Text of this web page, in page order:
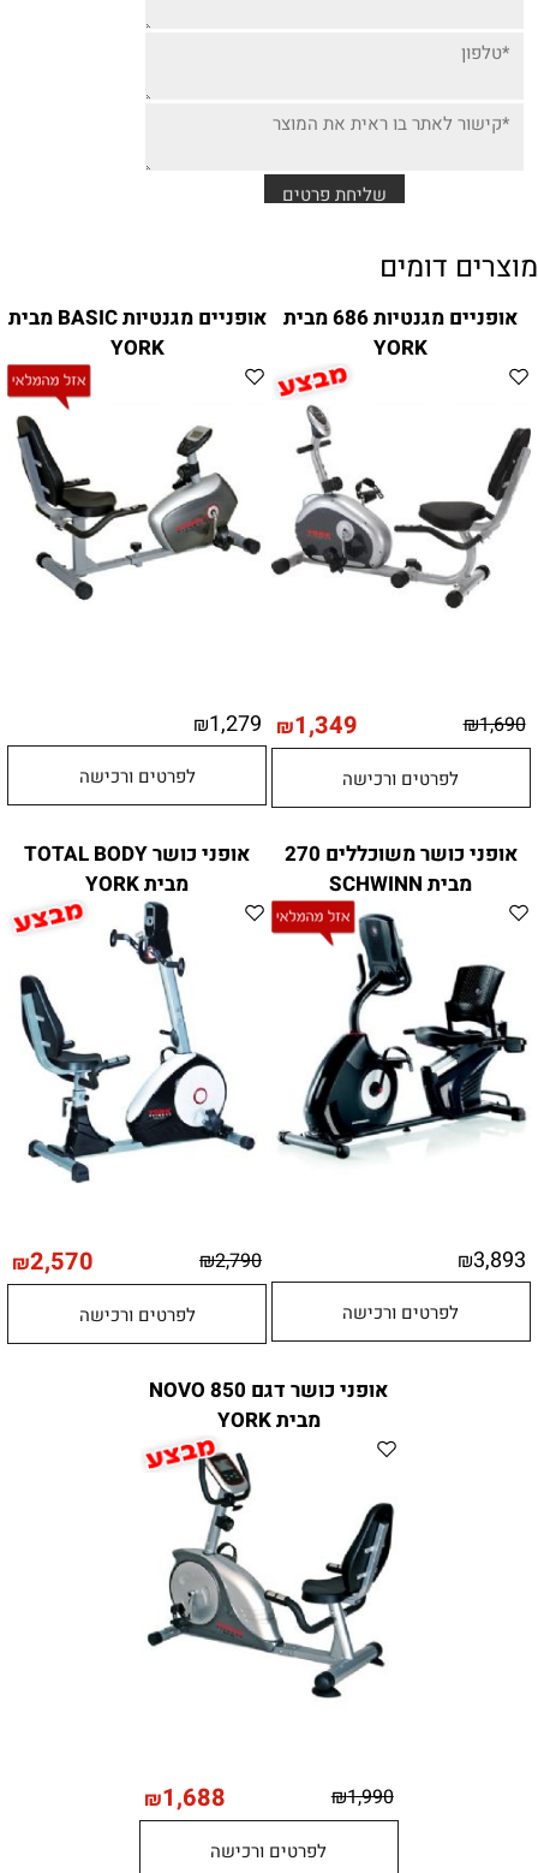
מוצרים דומים
אופניים מגנטיות 686 מבית
YORK
₪1,690
₪1,349
לפרטים ורכישה
אופניים מגנטיות BASIC מבית
YORK
₪1,279
לפרטים ורכישה
אופני כושר משוכללים 270
מבית SCHWINN
₪3,893
לפרטים ורכישה
אופני כושר TOTAL BODY
מבית YORK
₪2,790
₪2,570
לפרטים ורכישה
אופני כושר דגם 850 NOVO
מבית YORK
₪1,990
₪1,688
לפרטים ורכישה